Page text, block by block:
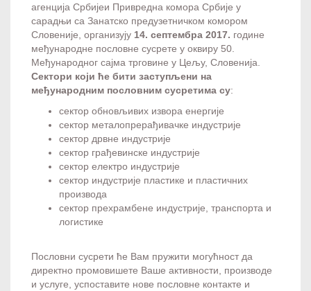
агенција Србијеи Привредна комора Србије у
сарадњи са Занатско предузетничком комором
Словеније, организују 14. септембра 2017. године
међународне пословне сусрете у оквиру 50.
Међународног сајма трговине у Цељу, Словенија.
Сектори који ће бити заступљени на
међународним пословним сусретима су:
сектор обновљивих извора енергије
сектор металопрерађивачке индустрије
сектор дрвне индустрије
сектор грађевинске индустрије
сектор електро индустрије
сектор индустрије пластике и пластичних
производа
сектор прехрамбене индустрије, транспорта и
логистике
Пословни сусрети ће Вам пружити могућност да
директно промовишете Ваше активности, производе
и услуге, успоставите нове пословне контакте и